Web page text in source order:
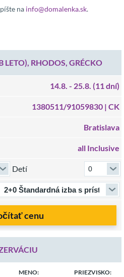
na info@domalenka.sk.
LETO), RHODOS, GRÉCKO
14.8. - 25.8. (11 dní)
1380511/91059830 | CK
Bratislava
all Inclusive
Detí
cenu
MENO: PRIEZVISKO: